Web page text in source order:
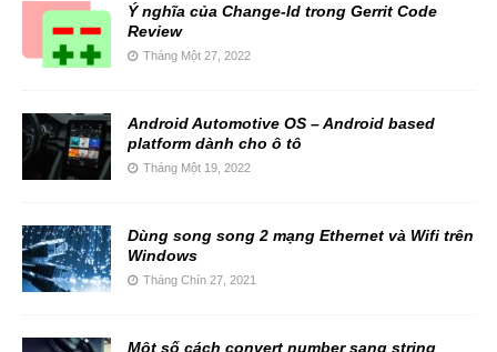
Ý nghĩa của Change-Id trong Gerrit Code
Review
Tháng Một 27, 2022
Android Automotive OS – Android based
platform dành cho ô tô
Tháng Một 19, 2022
Dùng song song 2 mạng Ethernet và Wifi trên
Windows
Tháng Chín 27, 2021
Một số cách convert number sang string